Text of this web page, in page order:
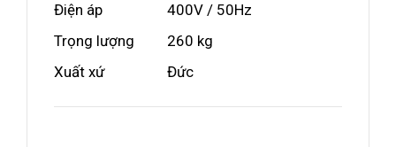
Điện áp
400V / 50Hz
Trọng lượng
260 kg
Xuất xứ
Đức